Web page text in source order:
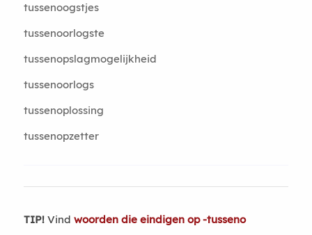
tussenoogstjes
tussenoorlogste
tussenopslagmogelijkheid
tussenoorlogs
tussenoplossing
tussenopzetter
TIP!Vind woorden die eindigen op -tusseno